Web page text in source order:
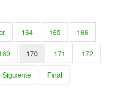
164 165 166
170 171 172
Siguiente Final